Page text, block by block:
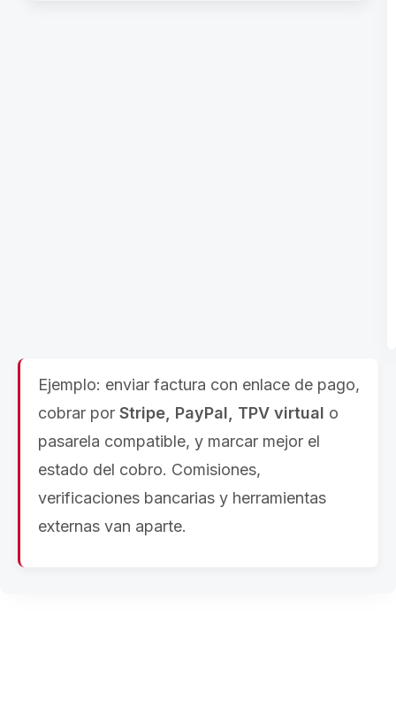
Ejemplo: enviar factura con enlace de pago,
cobrar por Stripe, PayPal, TPV virtual o
pasarela compatible, y marcar mejor el
estado del cobro. Comisiones,
verificaciones bancarias y herramientas
externas van aparte.